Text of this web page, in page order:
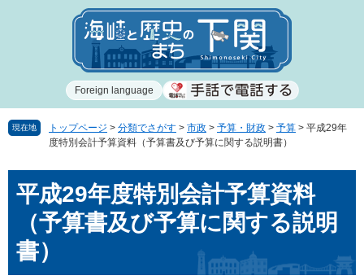
で
ば
Foreign language
現在地 トップページ > 分類でさがす > 市政 > 予算・財政 > 予算 > 平成29年
度特別会計予算資料（予算書及び予算に関する説明書）
文平成29年度特別会計予算資料
（予算書及び予算に関する説明
書）